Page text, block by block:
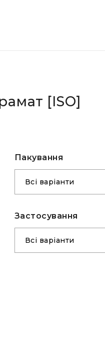
[ISO]
Пакування
Застоcування